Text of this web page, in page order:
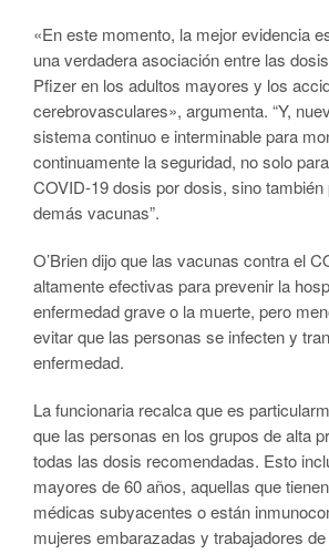
«En este momento, la mejor evidencia
una verdadera asociación entre las
Pfizer en los adultos mayores y los
cerebrovasculares», argumenta. “Y,
sistema continuo e interminable para
continuamente la seguridad, no solo
COVID-19 dosis por dosis, sino también
demás vacunas”.
O’Brien dijo que las vacunas contra el
altamente efectivas para prevenir la
enfermedad grave o la muerte, pero
evitar que las personas se infecten y
enfermedad.
La funcionaria recalca que es
que las personas en los grupos de alta
todas las dosis recomendadas. Esto
mayores de 60 años, aquellas que
médicas subyacentes o están
mujeres embarazadas y trabajadores